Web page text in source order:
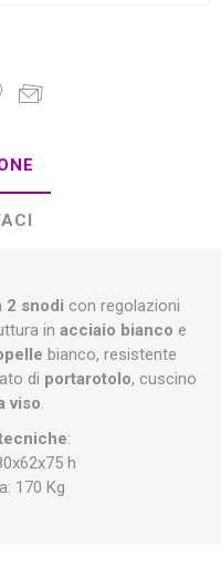
2 snodi con regolazioni
in acciaio bianco e
bianco, resistente
di portarotolo, cuscino
viso.
:
h
170 Kg